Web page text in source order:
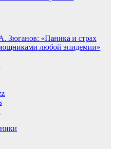
Зюганов: «Паника и страх
любой эпидемии»